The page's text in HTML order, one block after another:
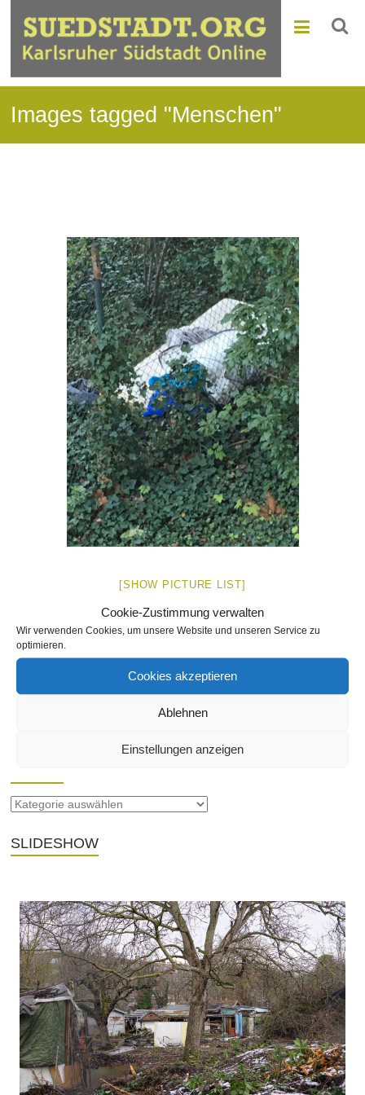
Cookie-Zustimmung verwalten
Wir verwenden Cookies, um unsere Website und unseren Service zu
optimieren.
Cookies akzeptieren
Ablehnen
Einstellungen anzeigen
Images tagged "Menschen"
[SHOW PICTURE LIST]
THEMA
SLIDESHOW